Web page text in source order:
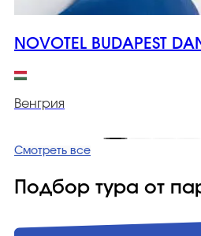
NOVOTEL BUDAPEST
Венгрия
Смотреть все
Подбор тура от